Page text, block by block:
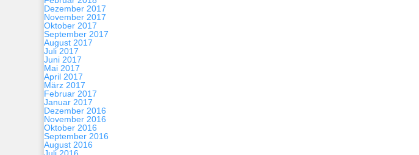
Dezember 2017
November 2017
Oktober 2017
September 2017
August 2017
Juli 2017
Juni 2017
Mai 2017
April 2017
März 2017
Februar 2017
Januar 2017
Dezember 2016
November 2016
Oktober 2016
September 2016
August 2016